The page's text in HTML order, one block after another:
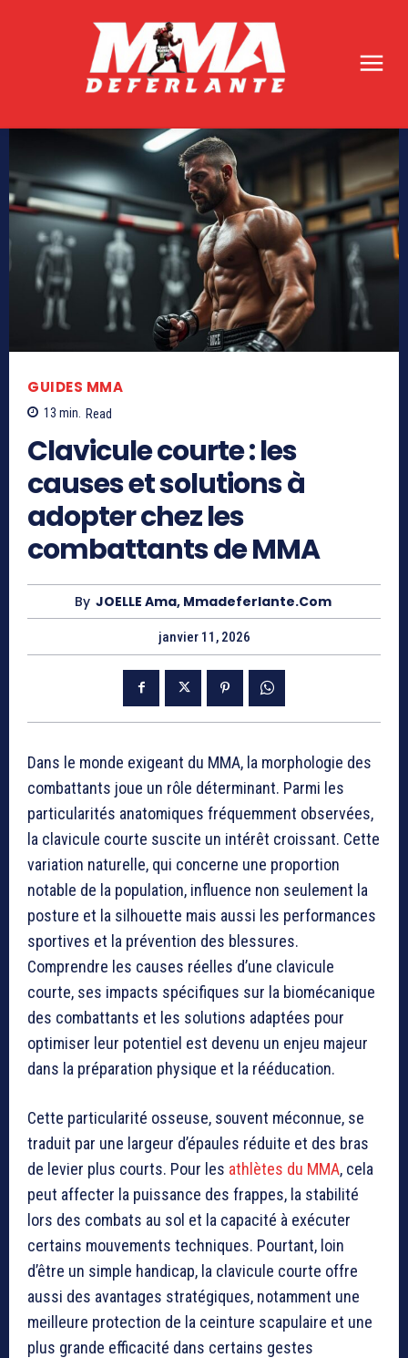
GUIDES MMA
13 min. Read
Clavicule courte : les
causes et solutions à
adopter chez les
combattants de MMA
By JOELLE Ama, Mmadeferlante.com
janvier 11, 2026
Dans le monde exigeant du MMA, la morphologie des
combattants joue un rôle déterminant. Parmi les
particularités anatomiques fréquemment observées,
la clavicule courte suscite un intérêt croissant. Cette
variation naturelle, qui concerne une proportion
notable de la population, influence non seulement la
posture et la silhouette mais aussi les performances
sportives et la prévention des blessures.
Comprendre les causes réelles d’une clavicule
courte, ses impacts spécifiques sur la biomécanique
des combattants et les solutions adaptées pour
optimiser leur potentiel est devenu un enjeu majeur
dans la préparation physique et la rééducation.
Cette particularité osseuse, souvent méconnue, se
traduit par une largeur d’épaules réduite et des bras
de levier plus courts. Pour les athlètes du MMA, cela
peut affecter la puissance des frappes, la stabilité
lors des combats au sol et la capacité à exécuter
certains mouvements techniques. Pourtant, loin
d’être un simple handicap, la clavicule courte offre
aussi des avantages stratégiques, notamment une
meilleure protection de la ceinture scapulaire et une
plus grande efficacité dans certains gestes